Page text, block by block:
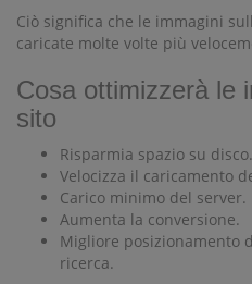
Ciò significa che le immagini
caricate molte volte più
Cosa ottimizzerà le
sito
Risparmia spazio su disco.
Velocizza il caricamento
Carico minimo del server.
Aumenta la conversione.
Migliore posizionamento
ricerca.